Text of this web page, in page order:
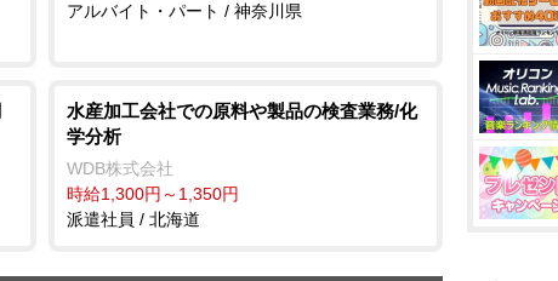
アルバイト・パート / 神奈川県
水産加工会社での原料や製品の検査業務/化
学分析
WDB株式会社
時給1,300円～1,350円
派遣社員 / 北海道